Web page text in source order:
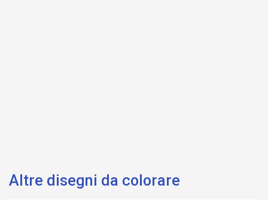
Altre disegni da colorare